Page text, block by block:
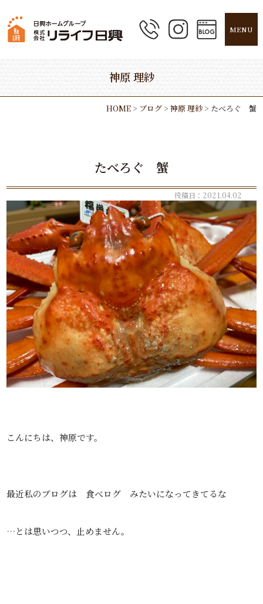
MENU
神原 理紗
HOME> ブログ> 神原 理紗> たべろぐ 蟹
たべろぐ 蟹
投稿日：2021.04.02
こんにちは、神原です。
最近私のブログは 食べログ みたいになってきてるな
…とは思いつつ、止めません。